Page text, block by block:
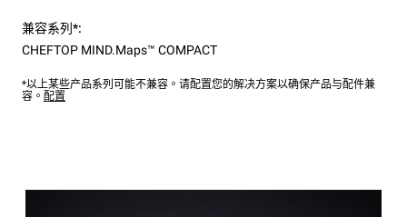
兼容系列*:
CHEFTOP MIND.Maps™ COMPACT
*以上某些产品系列可能不兼容。请配置您的解决方案以确保产品与配件兼
容。 配置